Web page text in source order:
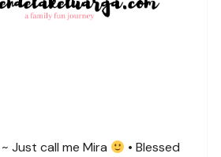
Just call me Mira
• Blessed